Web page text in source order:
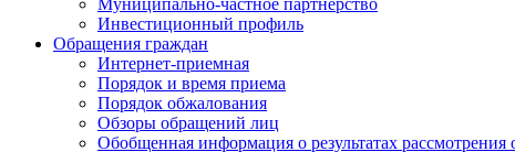
Муниципально-частное партнерство
Инвестиционный профиль
Обращения граждан
Интернет-приемная
Порядок и время приема
Порядок обжалования
Обзоры обращений лиц
Обобщенная информация о результатах